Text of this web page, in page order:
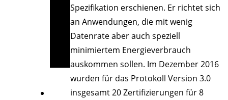
Spezifikation erschienen. Er richtet sich
an Anwendungen, die mit wenig
Datenrate aber auch speziell
minimiertem Energieverbrauch
auskommen sollen. Im Dezember 2016
wurden für das Protokoll Version 3.0
insgesamt 20 Zertifizierungen für 8